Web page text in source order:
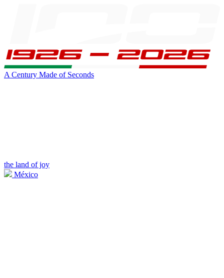
A Century Made of Seconds
the land of joy
México